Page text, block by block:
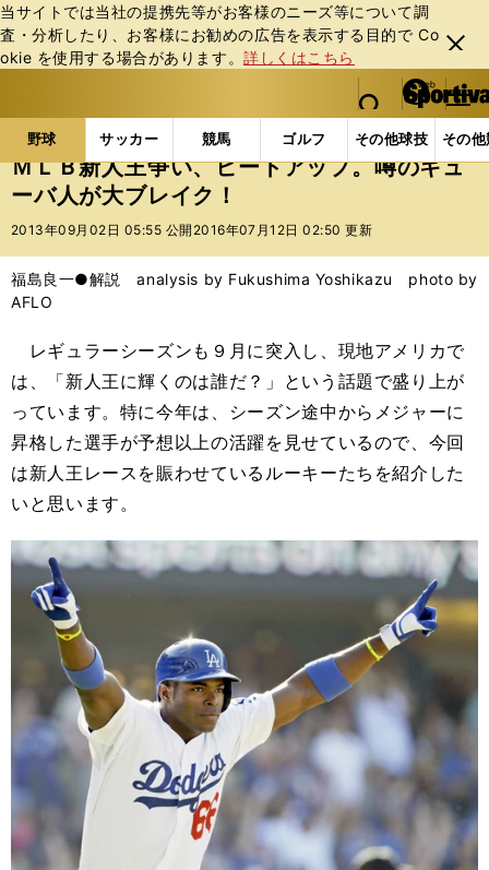
当サイトでは当社の提携先等がお客様のニーズ等について調
査・分析したり、お客様にお勧めの広告を表⽰する⽬的で Co
okie を使⽤する場合があります。詳しくはこちら
閉じ
る
web Sportiva (webスポルティーバ)
検索
マイペ
ー
ジ
メニュ
野球 サッカー 競馬 ゴルフ その他球技 その
b
ス
ポ
ル
バ
野球の記事一覧 MLB 福島良一 ＭＬＢ新人王争
ＭＬＢ新人王争い、ヒートアップ。噂のキュ
ーバ人が大ブレイク！
2013年09月02日 05:55 公開 2016年07月12日 02:50 更新
福島良一●解説 analysis by Fukushima Yoshikazu photo by
AFLO
レギュラーシーズンも９月に突入し、現地アメリカで
は、「新人王に輝くのは誰だ？」という話題で盛り上が
っています。特に今年は、シーズン途中からメジャーに
昇格した選手が予想以上の活躍を見せているので、今回
は新人王レースを賑わせているルーキーたちを紹介した
いと思います。